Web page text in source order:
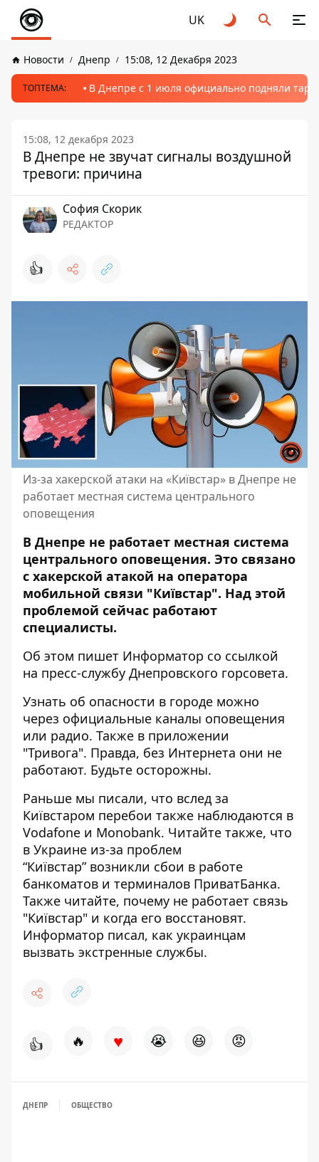
UK
Новости Днепр 15:08, 12 Декабря 2023
ТОПТЕМА: В Днепре с 1 июля официально подняли
15:08, 12 декабря 2023
В Днепре не звучат сигналы воздушной
тревоги: причина
София Скорик
РЕДАКТОР
👍
Из-за хакерской атаки на «Київстар» в Днепре не
работает местная система центрального
оповещения
В Днепре не работает местная система
центрального оповещения. Это связано
с хакерской атакой на оператора
мобильной связи "Київстар". Над этой
проблемой сейчас работают
специалисты.
Об этом пишет Информатор со ссылкой
на пресс-службу Днепровского горсовета.
Узнать об опасности в городе можно
через официальные каналы оповещения
или радио. Также в приложении
"Тривога". Правда, без Интернета они не
работают. Будьте осторожны.
Раньше мы писали, что вслед за
Київстаром перебои также наблюдаются в
Vodafone и Monobank. Читайте также, что
в Украине из-за проблем
“Київстар”возникли сбои в работе
банкоматов и терминалов ПриватБанка.
Также читайте, почему не работает связь
"Київстар" и когда его восстановят.
Информатор писал, как украинцам
вызвать экстренные службы.
👍 🔥 ♥ 😭 😆 😡
ДНЕПР ОБЩЕСТВО